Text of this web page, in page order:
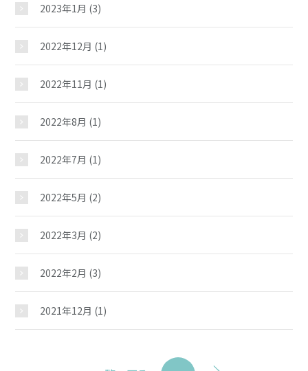
2023年1月 (3)
2022年12月 (1)
2022年11月 (1)
2022年8月 (1)
2022年7月 (1)
2022年5月 (2)
2022年3月 (2)
2022年2月 (3)
2021年12月 (1)